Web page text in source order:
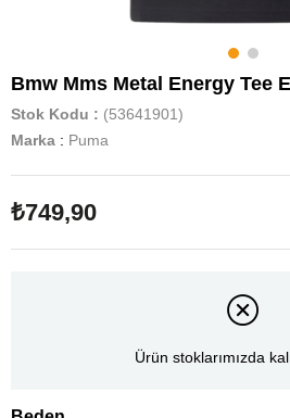
Bmw Mms Metal Energy Tee
Stok Kodu
(53641901)
Marka : Puma
₺749,90
Ürün stoklarımızda